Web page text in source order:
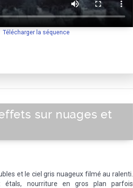
Télécharger la séquence
sur nuages et
et le ciel gris nuageux filmé au ralenti.
étals, nourriture en gros plan parfois